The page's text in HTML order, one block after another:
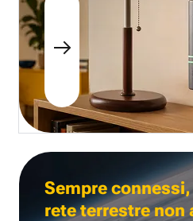
Sempre
rete terrestre non